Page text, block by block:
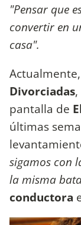
"Pensar que
convertir en
casa".
Actualmente,
Divorciadas
pantalla de
últimas
sigamos con
la misma
conductora